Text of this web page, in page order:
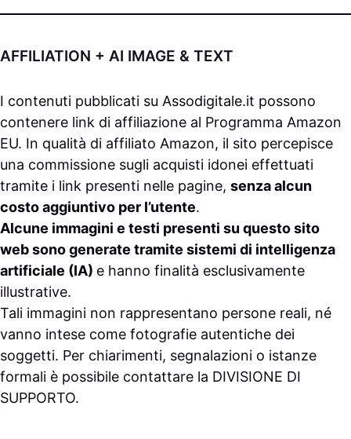
AFFILIATION + AI IMAGE & TEXT
I contenuti pubblicati su Assodigitale.it possono
contenere link di affiliazione al Programma Amazon
EU. In qualità di affiliato Amazon, il sito percepisce
una commissione sugli acquisti idonei effettuati
tramite i link presenti nelle pagine, senza alcun
costo aggiuntivo per l’utente.
Alcune immagini e testi presenti su questo sito
web sono generate tramite sistemi di intelligenza
artificiale (IA) e hanno finalità esclusivamente
illustrative.
Tali immagini non rappresentano persone reali, né
vanno intese come fotografie autentiche dei
soggetti. Per chiarimenti, segnalazioni o istanze
formali è possibile contattare la DIVISIONE DI
SUPPORTO.